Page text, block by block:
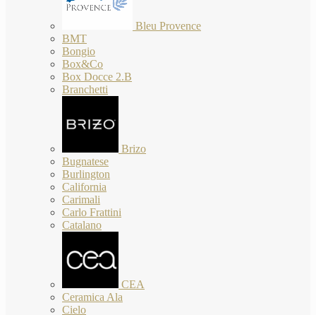
Bleu Provence
BMT
Bongio
Box&Co
Box Docce 2.B
Branchetti
Brizo
Bugnatese
Burlington
California
Carimali
Carlo Frattini
Catalano
CEA
Ceramica Ala
Cielo